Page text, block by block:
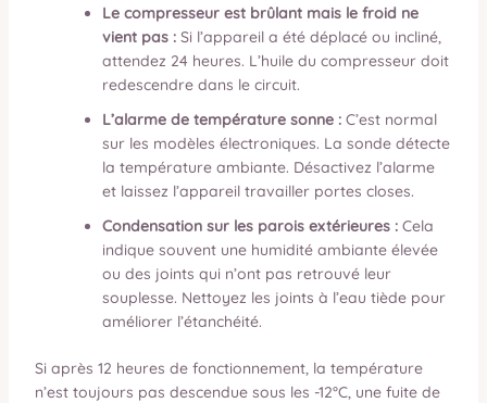
Le compresseur est brûlant mais le froid ne
vient pas :Si l’appareil a été déplacé ou incliné,
attendez 24 heures. L’huile du compresseur doit
redescendre dans le circuit.
L’alarme de température sonne :C’est normal
sur les modèles électroniques. La sonde détecte
la température ambiante. Désactivez l’alarme
et laissez l’appareil travailler portes closes.
Condensation sur les parois extérieures :Cela
indique souvent une humidité ambiante élevée
ou des joints qui n’ont pas retrouvé leur
souplesse. Nettoyez les joints à l’eau tiède pour
améliorer l’étanchéité.
Si après 12 heures de fonctionnement, la température
n’est toujours pas descendue sous les -12°C, une fuite de